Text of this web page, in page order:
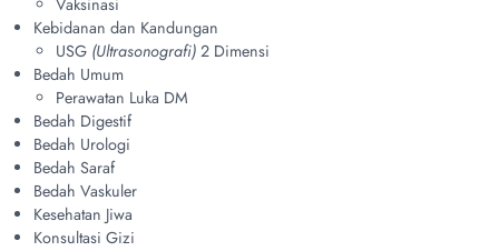
Vaksinasi
Kebidanan dan Kandungan
USG (Ultrasonografi) 2 Dimensi
Bedah Umum
Perawatan Luka DM
Bedah Digestif
Bedah Urologi
Bedah Saraf
Bedah Vaskuler
Kesehatan Jiwa
Konsultasi Gizi